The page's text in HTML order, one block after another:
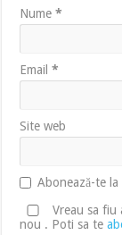
Nume*
Email*
Site web
Abonează-te
Vreau sa fiu
nou . Poti sa te